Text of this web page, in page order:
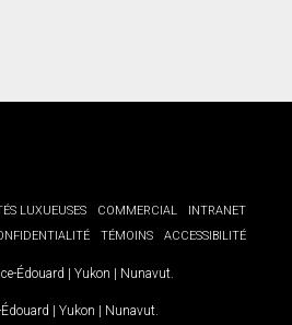
LUXUEUSES COMMERCIAL
INTRANET
TÉMOINS ACCESSIBILITÉ
Édouard | Yukon | Nunavut
| Yukon | Nunavut